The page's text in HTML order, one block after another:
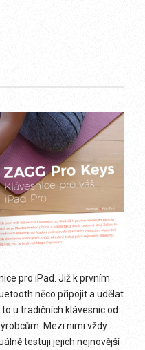
pro iPad. Již k prvním
něco připojit a udělat
u tradičních klávesnic od
Mezi nimi vždy
testuji jejich nejnovější